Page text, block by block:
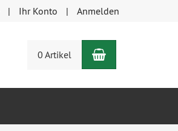
Ihr Konto Anmelden
0 Artikel Warenkorb